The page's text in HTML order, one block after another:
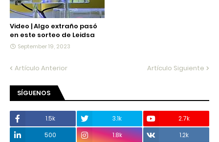
Video | Algo extraño pasó
en este sorteo de Leidsa
September 19, 2023
Artículo Anterior Artículo Siguiente
SÍGUENOS
1.5k 3.1k
2.7k
500
1.8k 1.2k